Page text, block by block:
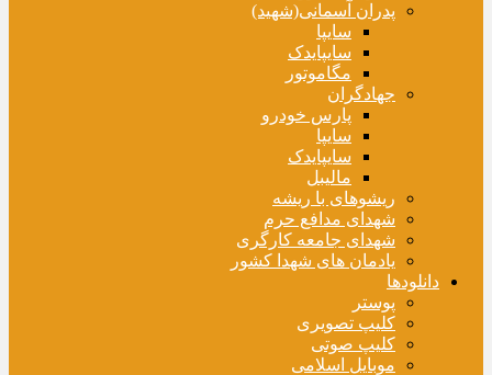
پدران آسمانی(شهید)
سایپا
سایپایدک
مگاموتور
جهادگران
پارس خودرو
سایپا
سایپایدک
مالیبل
ریشوهای با ریشه
شهدای مدافع حرم
شهدای جامعه کارگری
یادمان های شهدا کشور
دانلودها
پوستر
کلیپ تصویری
کلیپ صوتی
موبایل اسلامی